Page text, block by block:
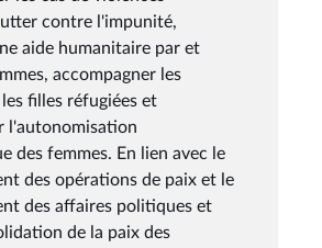
contre l'impunité,
aide humanitaire par et
accompagner les
filles réfugiées et
l'autonomisation
des femmes. En lien avec le
des opérations de paix et le
des affaires politiques et
de la paix des